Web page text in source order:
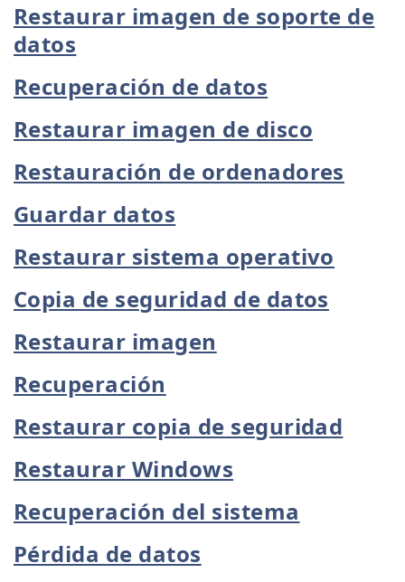
Restaurar imagen de soporte de
datos
Recuperación de datos
Restaurar imagen de disco
Restauración de ordenadores
Guardar datos
Restaurar sistema operativo
Copia de seguridad de datos
Restaurar imagen
Recuperación
Restaurar copia de seguridad
Restaurar Windows
Recuperación del sistema
Pérdida de datos